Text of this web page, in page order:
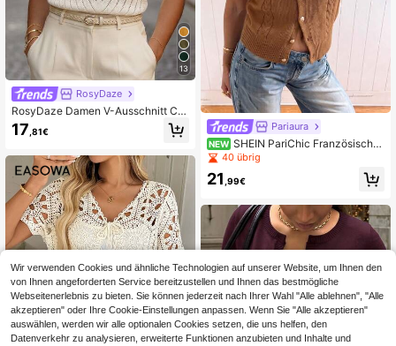
13
RosyDaze
RosyDaze Damen V-Ausschnitt Ca
p-Ärmel Hohlstrick Top, lässig gew
ebte Wolle Sommer, elegantes Urlau
ommer
17 ,81€ Pariaura
NEW SHEIN PariChic Französischer
lässiger Stil figurbetonter Rundhals
Kurzarm Strick-Cardigan mit Metall
knöpfen, Zopfmuster, Mokka Frühli
40 übrig
21 ,99€
Wir verwenden Cookies und ähnliche Technologien auf unserer Website, um Ihnen den
von Ihnen angeforderten Service bereitzustellen und Ihnen das bestmögliche
Webseitenerlebnis zu bieten. Sie können jederzeit nach Ihrer Wahl "Alle ablehnen", "Alle
akzeptieren" oder Ihre Cookie-Einstellungen anpassen. Wenn Sie "Alle akzeptieren"
auswählen, werden wir alle optionalen Cookies setzen, die uns helfen, den
Datenverkehr zu analysieren, erweiterte Funktionen anzubieten und Inhalte und